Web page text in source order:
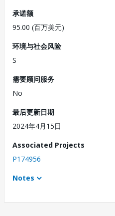
承诺额
95.00 (百万美元)
环境与社会风险
S
需要顾问服务
No
最后更新日期
2024年4月15日
Associated Projects
P174956
Notes